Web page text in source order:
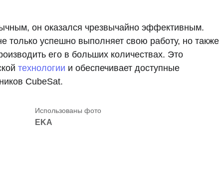
он оказался чрезвычайно эффективным.
только успешно выполняет свою работу, но также
его в больших количествах. Это
технологии и обеспечивает доступные
CubeSat.
EKA